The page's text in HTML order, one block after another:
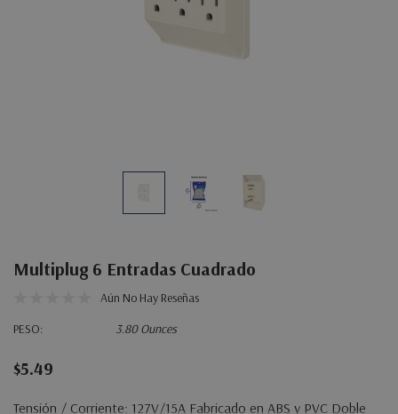
Multiplug 6 Entradas Cuadrado
Aún No Hay Reseñas
PESO:
3.80 Ounces
$5.49
Tensión / Corriente: 127V/15A Fabricado en ABS y PVC Doble